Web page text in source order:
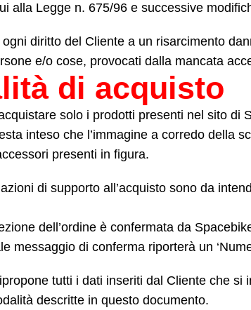
alla Legge n. 675/96 e successive
diritto del Cliente a un risarcimento
e/o cose, provocati dalla mancata
di acquisto
solo i prodotti presenti nel sito di
inteso che l’immagine a corredo della
presenti in figura.
di supporto all’acquisto sono da
dell’ordine è confermata da
messaggio di conferma riporterà un
tutti i dati inseriti dal Cliente che
descritte in questo documento.